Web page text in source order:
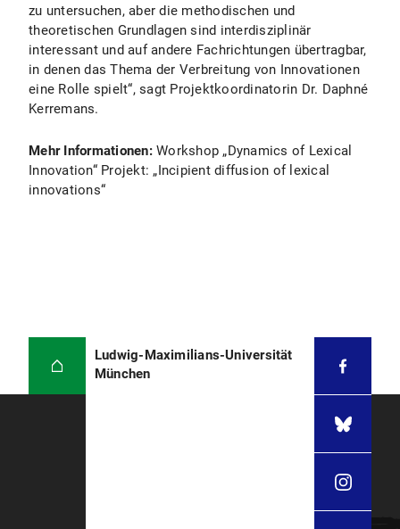
zu untersuchen, aber die methodischen und
theoretischen Grundlagen sind interdisziplinär
interessant und auf andere Fachrichtungen übertragbar,
in denen das Thema der Verbreitung von Innovationen
eine Rolle spielt“, sagt Projektkoordinatorin Dr. Daphné
Kerremans.
Mehr Informationen:Workshop „Dynamics of Lexical
Innovation“ Projekt: „Incipient diffusion of lexical
innovations“
Ludwig-Maximilians-Universität
München